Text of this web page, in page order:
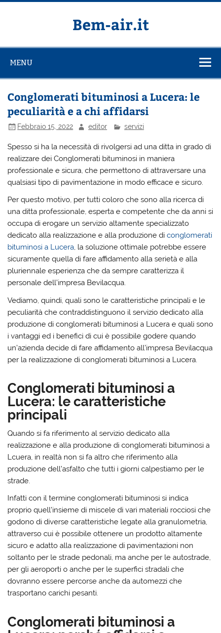
Salta
Bem-air.it
MENU
Conglomerati bituminosi a Lucera: le
peculiarità e a chi affidarsi
Febbraio 15, 2022 editor servizi
Spesso si ha la necessità di rivolgersi ad una ditta in grado di
realizzare dei Conglomerati bituminosi in maniera
professionale e sicura, che permettono di attraversare una
qualsiasi tipo di pavimentazione in modo efficace e sicuro.
Per questo motivo, per tutti coloro che sono alla ricerca di
una ditta professionale, esperta e competente che da anni si
occupa di erogare un servizio altamente specializzato
dedicato alla realizzazione e alla produzione diconglomerati
bituminosi a Lucera, la soluzione ottimale potrebbe essere
sicuramente quella di fare affidamento alla serietà e alla
pluriennale esperienza che da sempre caratterizza il
personale dell’impresa Bevilacqua.
Vediamo, quindi, quali sono le caratteristiche principali e le
peculiarità che contraddistinguono il servizio dedicato alla
produzione di conglomerati bituminosi a Lucera e quali sono
i vantaggi ed i benefici di cui è possibile godere quando
un’azienda decide di fare affidamento all’impresa Bevilacqua
per la realizzazione di conglomerati bituminosi a Lucera.
Conglomerati bituminosi a
Lucera: le caratteristiche
principali
Quando si fa riferimento al servizio dedicato alla
realizzazione e alla produzione di conglomerati bituminosi a
Lcuera, in realtà non si fa altro che riferimento alla
produzione dell’asfalto che tutti i giorni calpestiamo per le
strade.
Infatti con il termine conglomerati bituminosi si indica
proprio quell’insieme di miscele di vari materiali rocciosi che
godono di diverse caratteristiche legate alla granulometria,
attraverso cui è possibile ottenere un prodotto altamente
sicuro e adatto alla realizzazione di pavimentazioni non
soltanto per le strade pedonali, ma anche per le autostrade,
per gli aeroporti o anche per le superfici stradali che
dovranno essere percorse anche da automezzi che
trasportano carichi pesanti.
Conglomerati bituminosi a